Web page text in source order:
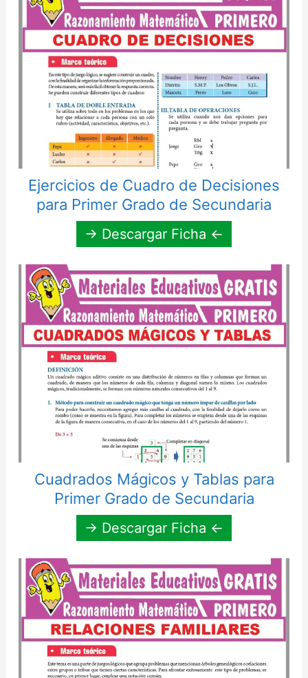
Ejercicios de Cuadro de Decisiones
para Primer Grado de Secundaria
→ Descargar Ficha ←
Cuadrados Mágicos y Tablas para
Primer Grado de Secundaria
→ Descargar Ficha ←